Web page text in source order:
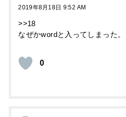
2019年8月18日 9:52 AM
>>18
なぜかwordと入ってしまった。
0